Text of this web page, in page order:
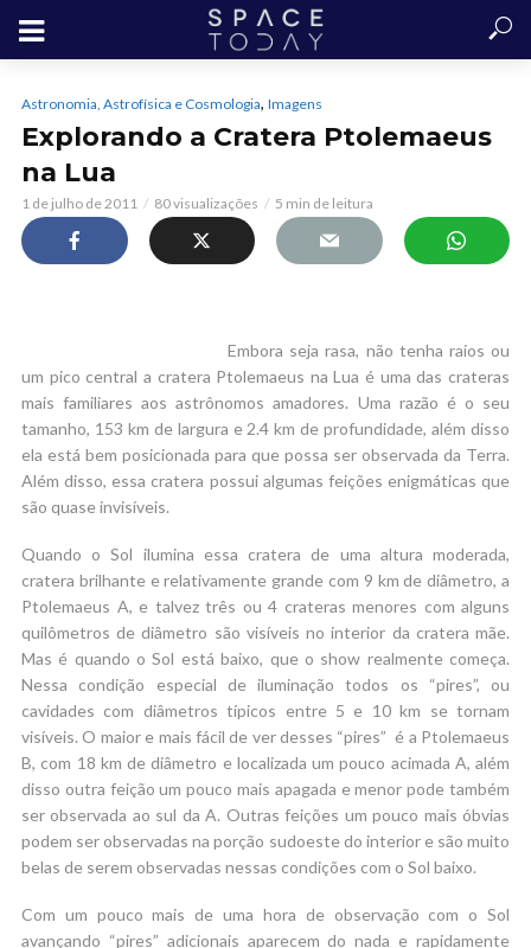
Astronomia, Astrofísica e Cosmologia, Imagens
Explorando a Cratera Ptolemaeus
na Lua
1 de julho de 2011 80 visualizações 5 min de leitura
Embora seja rasa, não tenha raios ou
um pico central a cratera Ptolemaeus na Lua é uma das crateras
mais familiares aos astrônomos amadores. Uma razão é o seu
tamanho, 153 km de largura e 2.4 km de profundidade, além disso
ela está bem posicionada para que possa ser observada da Terra.
Além disso, essa cratera possui algumas feições enigmáticas que
são quase invisíveis.
Quando o Sol ilumina essa cratera de uma altura moderada,
cratera brilhante e relativamente grande com 9 km de diâmetro, a
Ptolemaeus A, e talvez três ou 4 crateras menores com alguns
quilômetros de diâmetro são visíveis no interior da cratera mãe.
Mas é quando o Sol está baixo, que o show realmente começa.
Nessa condição especial de iluminação todos os “pires”, ou
cavidades com diâmetros típicos entre 5 e 10 km se tornam
visíveis. O maior e mais fácil de ver desses “pires” é a Ptolemaeus
B, com 18 km de diâmetro e localizada um pouco acimada A, além
disso outra feição um pouco mais apagada e menor pode também
ser observada ao sul da A. Outras feições um pouco mais óbvias
podem ser observadas na porção sudoeste do interior e são muito
belas de serem observadas nessas condições com o Sol baixo.
Com um pouco mais de uma hora de observação com o Sol
avançando “pires” adicionais aparecem do nada e rapidamente